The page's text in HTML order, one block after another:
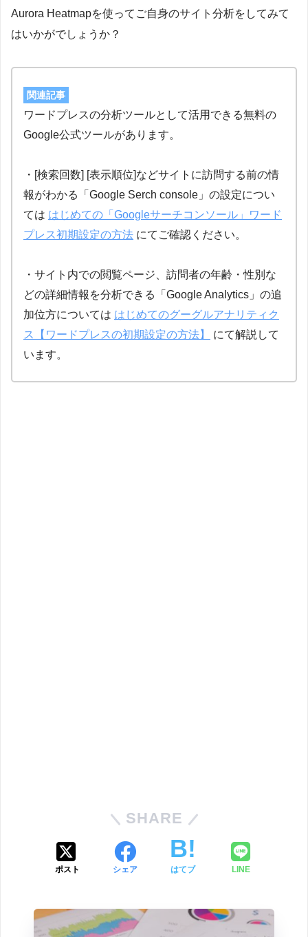
Aurora Heatmapを使ってご自身のサイト分析をしてみて
はいかがでしょうか？
関連記事
ワードプレスの分析ツールとして活用できる無料の
Google公式ツールがあります。
・[検索回数] [表示順位]などサイトに訪問する前の情
報がわかる「Google Serch console」の設定につい
ては はじめての「Googleサーチコンソール」ワード
プレス初期設定の方法 にてご確認ください。
・サイト内での閲覧ページ、訪問者の年齢・性別な
どの詳細情報を分析できる「Google Analytics」の追
加位方については はじめてのグーグルアナリティク
ス【ワードプレスの初期設定の方法】
にて解説して
います。
SHARE
ポスト シェア はてブ LINE